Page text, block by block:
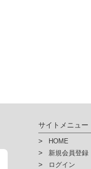
サイトメニュー
HOME
新規会員登録
ログイン